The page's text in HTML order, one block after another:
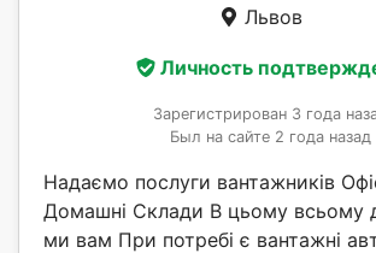
Львов
Личность
Зарегистрирован 3 года
Был на сайте 2 года назад
Надаємо послуги вантажників
Домашні Склади В цьому всьому
ми вам При потребі є вантажні